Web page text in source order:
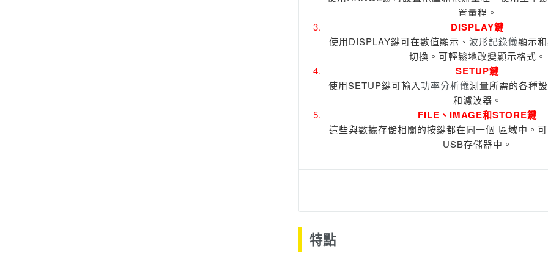
置量程。
DISPLAY鍵
使用DISPLAY鍵可在數值顯示、 波形記錄儀顯示
切換。 可輕鬆地改變顯示格式。
SETUP鍵
使用SETUP鍵可輸入功率分析儀測量所需的各種
和濾波器。
FILE、IMAGE和STORE鍵
這些與數據存儲相關的按鍵都在同一個 區域中。
USB存儲器中。
特點